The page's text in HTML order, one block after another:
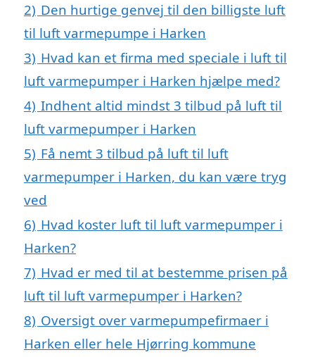
2) Den hurtige genvej til den billigste luft
til luft varmepumpe i Harken
3) Hvad kan et firma med speciale i luft til
luft varmepumper i Harken hjælpe med?
4) Indhent altid mindst 3 tilbud på luft til
luft varmepumper i Harken
5) Få nemt 3 tilbud på luft til luft
varmepumper i Harken, du kan være tryg
ved
6) Hvad koster luft til luft varmepumper i
Harken?
7) Hvad er med til at bestemme prisen på
luft til luft varmepumper i Harken?
8) Oversigt over varmepumpefirmaer i
Harken eller hele Hjørring kommune